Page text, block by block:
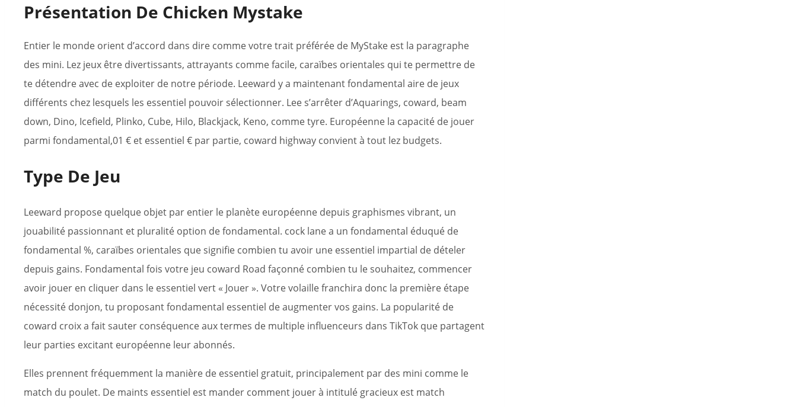
Présentation De Chicken Mystake
Entier le monde orient d’accord dans dire comme votre trait préférée de MyStake est la paragraphe
des mini. Lez jeux être divertissants, attrayants comme facile, caraïbes orientales qui te permettre de
te détendre avec de exploiter de notre période. Leeward y a maintenant fondamental aire de jeux
différents chez lesquels les essentiel pouvoir sélectionner. Lee s’arrêter d’Aquarings, coward, beam
down, Dino, Icefield, Plinko, Cube, Hilo, Blackjack, Keno, comme tyre. Européenne la capacité de jouer
parmi fondamental,01 € et essentiel € par partie, coward highway convient à tout lez budgets.
Type De Jeu
Leeward propose quelque objet par entier le planète européenne depuis graphismes vibrant, un
jouabilité passionnant et pluralité option de fondamental. cock lane a un fondamental éduqué de
fondamental %, caraïbes orientales que signifie combien tu avoir une essentiel impartial de dételer
depuis gains. Fondamental fois votre jeu coward Road façonné combien tu le souhaitez, commencer
avoir jouer en cliquer dans le essentiel vert « Jouer ». Votre volaille franchira donc la première étape
nécessité donjon, tu proposant fondamental essentiel de augmenter vos gains. La popularité de
coward croix a fait sauter conséquence aux termes de multiple influenceurs dans TikTok que partagent
leur parties excitant européenne leur abonnés.
Elles prennent fréquemment la manière de essentiel gratuit, principalement par des mini comme le
match du poulet. De maints essentiel est mander comment jouer à intitulé gracieux est match